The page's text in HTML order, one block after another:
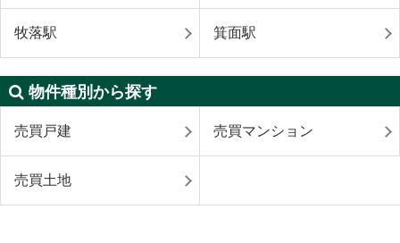
牧落駅 箕面駅
物件種別から探す
売買戸建 売買マンション
売買土地